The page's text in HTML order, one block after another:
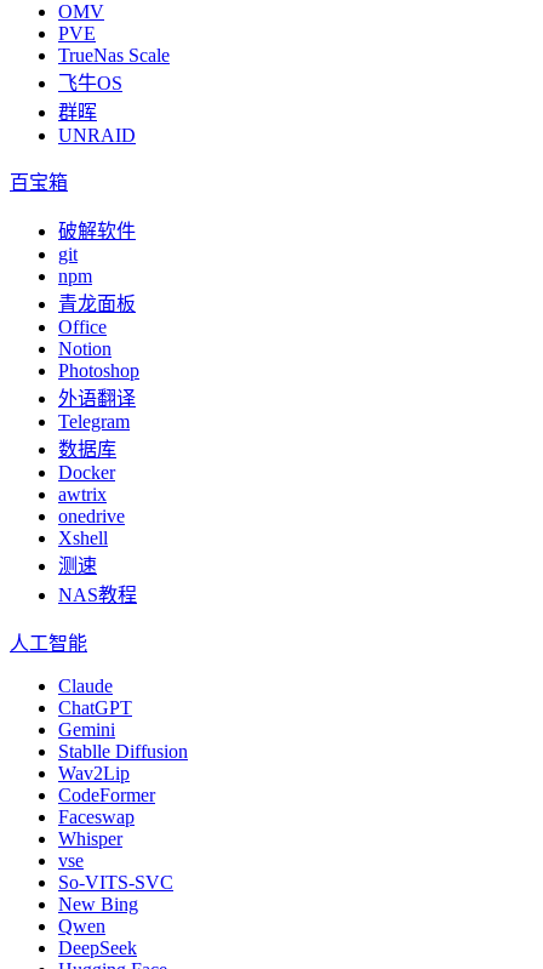
OMV
PVE
TrueNas Scale
飞牛OS
群晖
UNRAID
百宝箱
破解软件
git
npm
青龙面板
Office
Notion
Photoshop
外语翻译
Telegram
数据库
Docker
awtrix
onedrive
Xshell
测速
NAS教程
人工智能
Claude
ChatGPT
Gemini
Stablle Diffusion
Wav2Lip
CodeFormer
Faceswap
Whisper
vse
So-VITS-SVC
New Bing
Qwen
DeepSeek